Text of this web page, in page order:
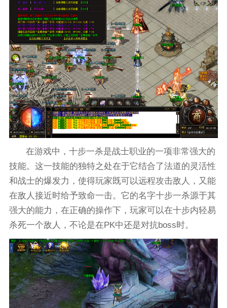
在游戏中，十步一杀是战士职业的一项非常强大的
技能。这一技能的独特之处在于它结合了法道的灵活性
和战士的爆发力，使得玩家既可以远程攻击敌人，又能
在敌人接近时给予致命一击。它的名字十步一杀源于其
强大的能力，在正确的操作下，玩家可以在十步内轻易
杀死一个敌人，不论是在PK中还是对抗boss时。